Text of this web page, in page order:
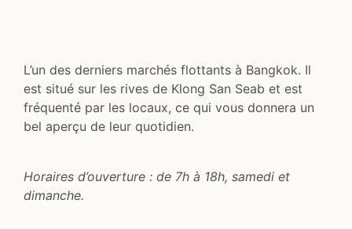
L’un des derniers marchés flottants à Bangkok. Il
est situé sur les rives de Klong San Seab et est
fréquenté par les locaux, ce qui vous donnera un
bel aperçu de leur quotidien.
Horaires d’ouverture : de 7h à 18h, samedi et
dimanche.